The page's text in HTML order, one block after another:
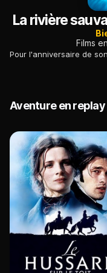
La rivière
Films
Aventure en replay